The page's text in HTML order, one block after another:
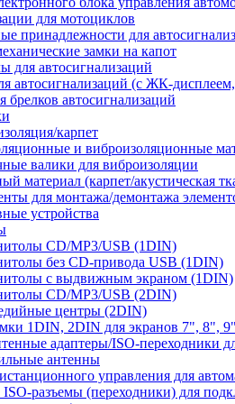
для мотоциклов
принадлежности для
замки на капот
для автосигнализаций
автосигнализаций (с ЖК-
брелков автосигнализаций
карпет
и виброизоляционные
валики для виброизоляции
материал (карпет/акустическая
для монтажа/демонтажа
устройства
CD/MP3/USB (1DIN)
без CD-привода USB (1DIN)
с выдвижным экраном (1DIN)
CD/MP3/USB (2DIN)
центры (2DIN)
1DIN, 2DIN для экранов 7", 8",
адаптеры/ISO-переходники
антенны
управления для
разъемы (переходники) для